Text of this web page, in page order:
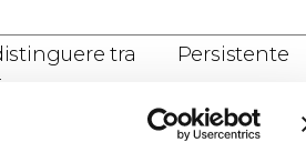
tra
Persistente